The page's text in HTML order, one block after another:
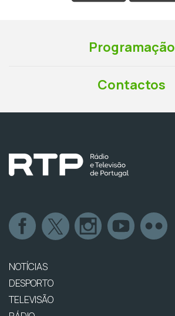
Programação
Contactos
NOTÍCIAS
DESPORTO
TELEVISÃO